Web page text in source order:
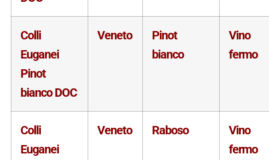
Colli
Euganei
Pinot
bianco DOC
Veneto
Pinot
bianco
Vino
fermo
Colli
Euganei
Veneto Raboso
Vino
fermo